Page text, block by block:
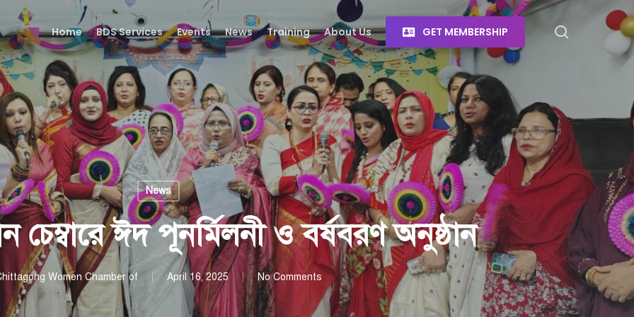
Home BDS Services Events News Training About Us GET MEMBERSHIP search
News
চেম্বারে ঈদ পূনর্মিলনী ও বর্ষবরণ অনুষ্ঠান
Women Chamber of April 16, 2025 No Comments